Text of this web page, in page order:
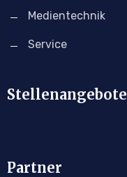
Medientechnik
Service
Stellenangebote
Partner